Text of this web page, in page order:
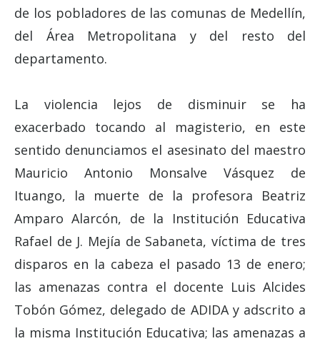
de los pobladores de las comunas de Medellín,
del Área Metropolitana y del resto del
departamento.
La violencia lejos de disminuir se ha
exacerbado tocando al magisterio, en este
sentido denunciamos el asesinato del maestro
Mauricio Antonio Monsalve Vásquez de
Ituango, la muerte de la profesora Beatriz
Amparo Alarcón, de la Institución Educativa
Rafael de J. Mejía de Sabaneta, víctima de tres
disparos en la cabeza el pasado 13 de enero;
las amenazas contra el docente Luis Alcides
Tobón Gómez, delegado de ADIDA y adscrito a
la misma Institución Educativa; las amenazas a